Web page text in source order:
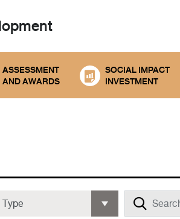
ASSESSMENT
AND AWARDS
SOCIAL IMPACT
INVESTMENT